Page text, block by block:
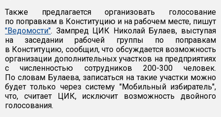
Также предлагается организовать голосование
по поправкам в Конституцию и на рабочем месте, пишут
"Ведомости". Зампред ЦИК Николай Булаев, выступая
на заседании рабочей группы по поправкам
в Конституцию, сообщил, что обсуждается возможность
организации дополнительных участков на предприятиях
с численностью сотрудников 200-300 человек.
По словам Булаева, записаться на такие участки можно
будет только через систему "Мобильный избиратель",
что, считает ЦИК, исключит возможность двойного
голосования.